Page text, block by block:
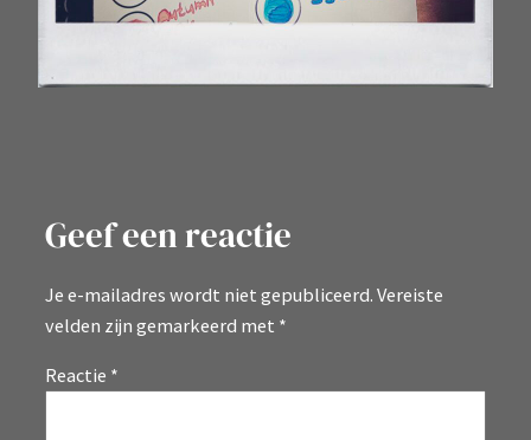
Geef een reactie
Je e-mailadres wordt niet gepubliceerd. Vereiste
velden zijn gemarkeerd met *
Reactie *